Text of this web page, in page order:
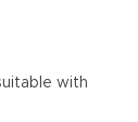
with